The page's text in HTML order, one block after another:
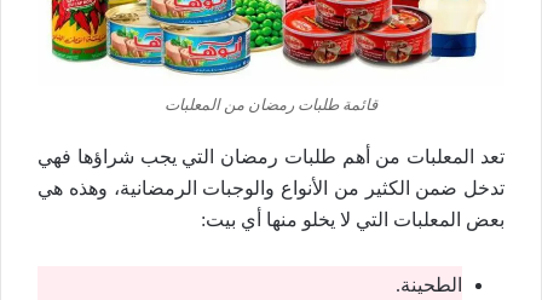
قائمة طلبات رمضان من المعلبات
تعد المعلبات من أهم طلبات رمضان التي يجب شراؤها فهي
تدخل ضمن الكثير من الأنواع والوجبات الرمضانية، وهذه هي
بعض المعلبات التي لا يخلو منها أي بيت:
الطحينة.